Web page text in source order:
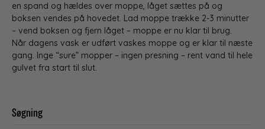
en spand og hældes over moppe, låget sættes på og
boksen vendes på hovedet. Lad moppe trække 2-3 minutter
– vend boksen og fjern låget – moppe er nu klar til brug.
Når dagens vask er udført vaskes moppe og er klar til næste
gang. Inge “sure” mopper – ingen presning – rent vand til hele
gulvet fra start til slut.
Søgning